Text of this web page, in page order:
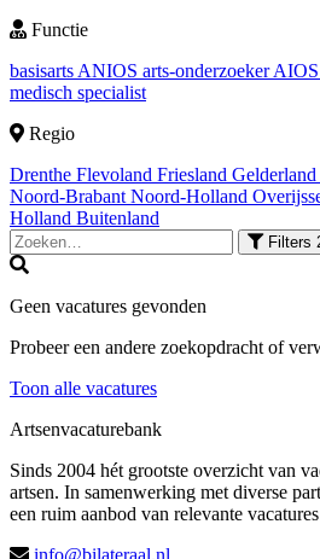
Functie
basisarts ANIOS arts-onderzoekerAIOS
medisch specialist
Regio
Drenthe Flevoland Friesland Gelderland
Noord-Brabant Noord-Holland
Holland Buitenland
Filters
Geen vacatures gevonden
Probeer een andere zoekopdracht of
Toon alle vacatures
Artsenvacaturebank
Sinds 2004 hét grootste overzicht van
artsen. In samenwerking met diverse
een ruim aanbod van relevante
info@bilateraal.nl